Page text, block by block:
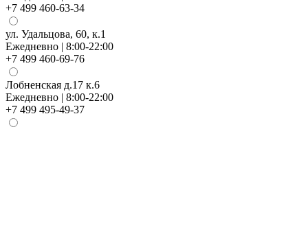
+7 499 460-63-34
ул. Удальцова, 60, к.1
Ежедневно | 8:00-22:00
+7 499 460-69-76
Лобненская д.17 к.6
Ежедневно | 8:00-22:00
+7 499 495-49-37